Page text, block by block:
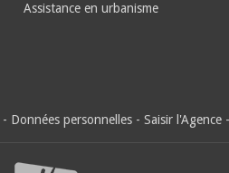
Assistance en urbanisme
- Données personnelles - Saisir l'Agence -